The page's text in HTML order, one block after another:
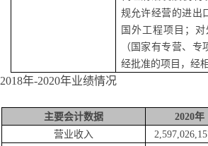
规允许经营的进出
国外工程项目；
（国家有专营、
经批准的项目，经
2018年-2020年业绩情况
主要会计数据
2020年
营业收入